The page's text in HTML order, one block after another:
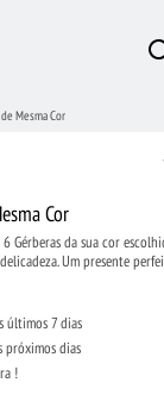
Mesma Cor
Cor
Gérberas da sua cor
Um presente
últimos 7 dias
próximos dias
!